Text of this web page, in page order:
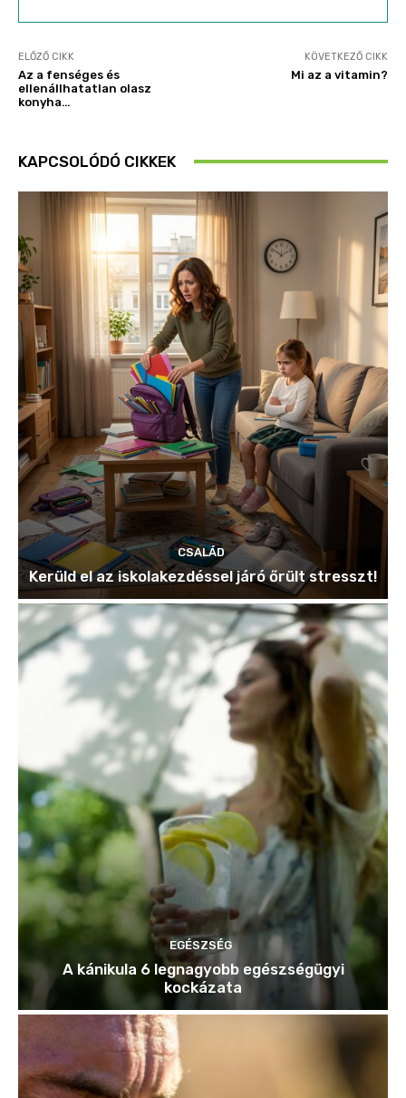
ELŐZŐ CIKK
Az a fenséges és
ellenállhatatlan olasz
konyha…
KÖVETKEZŐ CIKK
Mi az a vitamin?
KAPCSOLÓDÓ CIKKEK
CSALÁD
Kerüld el az iskolakezdéssel járó őrült stresszt!
EGÉSZSÉG
A kánikula 6 legnagyobb egészségügyi
kockázata